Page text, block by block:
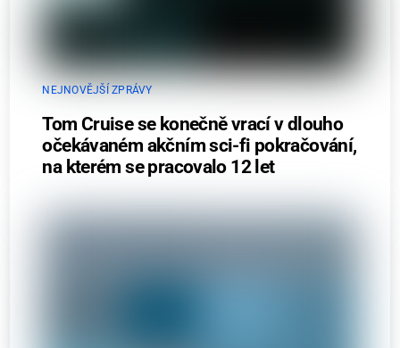
NEJNOVĚJŠÍ ZPRÁVY
Tom Cruise se konečně vrací v dlouho
očekávaném akčním sci-fi pokračování,
na kterém se pracovalo 12 let